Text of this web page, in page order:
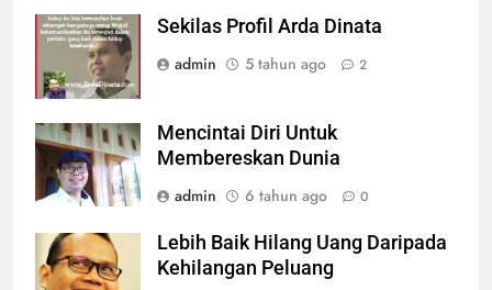
Sekilas Profil Arda Dinata
admin
5 tahun ago 2
Mencintai Diri Untuk
Membereskan Dunia
admin
6 tahun ago 0
Lebih Baik Hilang Uang Daripada
Kehilangan Peluang